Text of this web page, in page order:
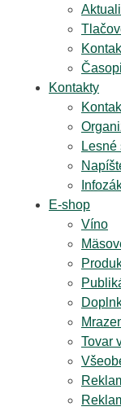
Kontakty
Lesné
E-shop
Víno
Tovar